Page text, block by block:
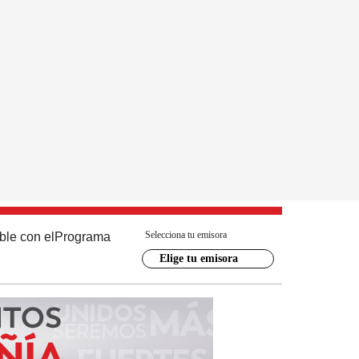
con el Programa Selecciona tu emisora
Elige tu emisora